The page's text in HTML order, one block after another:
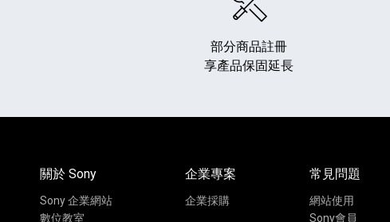
部分商品註冊
享產品保固延長
關於 Sony
Sony 企業網站
數位教室
企業專案
企業採購
常見問題
網站使用
Sony會員